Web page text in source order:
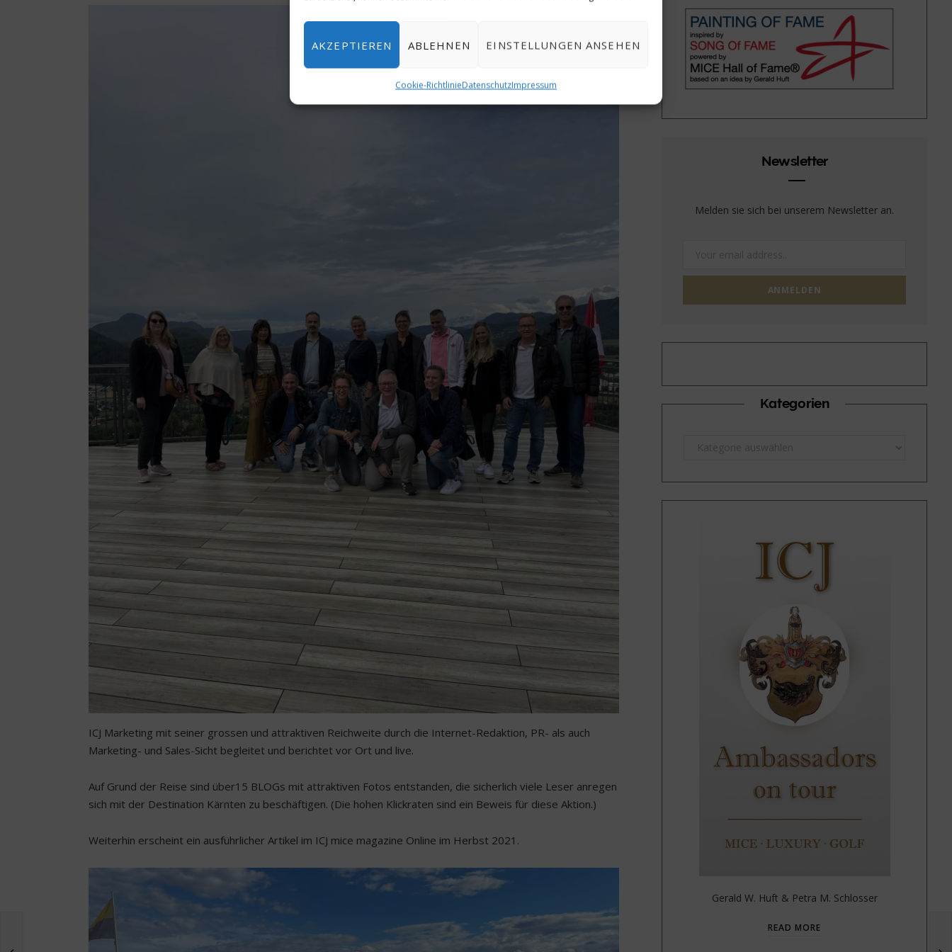
AKZEPTIEREN ABLEHNEN EINSTELLUNGEN ANSEHEN
Cookie-RichtlinieDatenschutzImpressum
ICJ Marketing mit seiner grossen und attraktiven Reichweite durch die Internet-Redaktion, PR- als auch
Marketing- und Sales-Sicht begleitet und berichtet vor Ort und live.
Auf Grund der Reise sind über15 BLOGs mit attraktiven Fotos entstanden, die sicherlich viele Leser anregen
sich mit der Destination Kärnten zu beschäftigen. (Die hohen Klickraten sind ein Beweis für diese Aktion.)
Weiterhin erscheint ein ausführlicher Artikel im ICJ mice magazine Online im Herbst 2021.
Newsletter
Melden sie sich bei unserem Newsletter an.
Kategorien
Gerald W. Huft & Petra M. Schlosser
READ MORE